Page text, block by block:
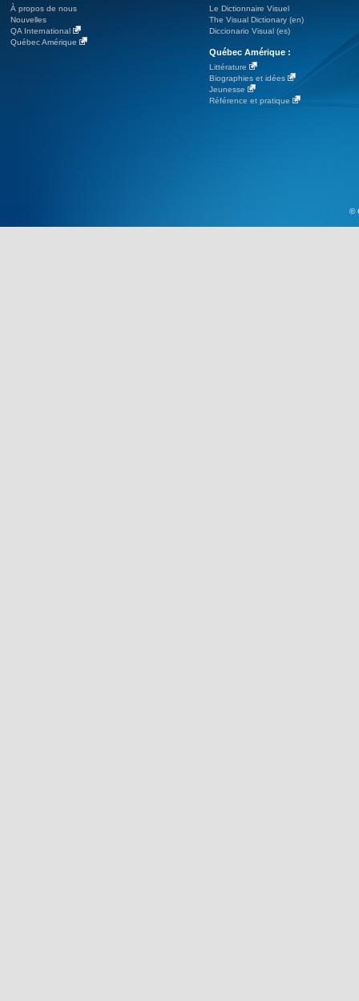
À propos de nous
Nouvelles
QA International
Québec Amérique
Le Dictionnaire Visuel
The Visual Dictionary (en)
Diccionario Visual (es)
Québec Amérique :
Littérature
Biographies et idées
Jeunesse
Référence et pratique
©